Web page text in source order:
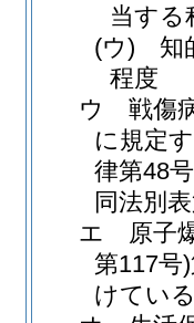
当する
(ウ)
程度
ウ
戦傷
に規定
律第48
同法別
エ
原子
第117号)
けてい